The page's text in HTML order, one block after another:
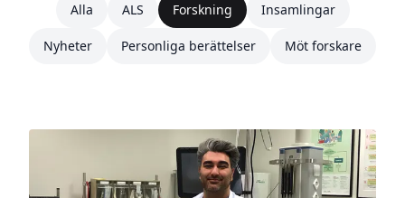
Alla ALS Forskning Insamlingar
Nyheter Personliga berättelser Möt forskare